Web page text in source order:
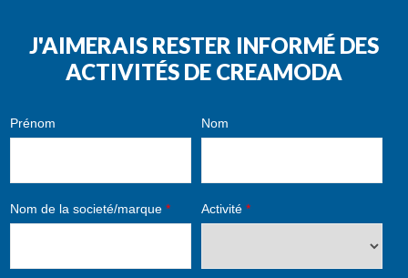
J'AIMERAIS RESTER INFORMÉ DES
ACTIVITÉS DE CREAMODA
Prénom Nom
Nom de la societé/marque * Activité *